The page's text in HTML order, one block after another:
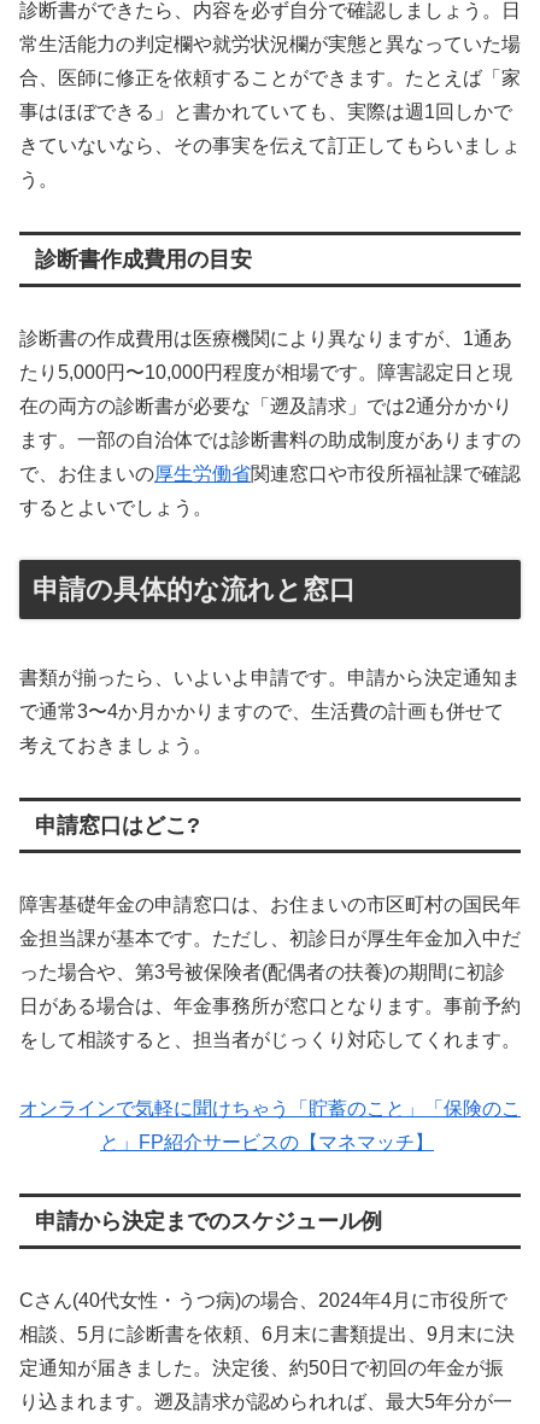
診断書ができたら、内容を必ず自分で確認しましょう。日
常生活能力の判定欄や就労状況欄が実態と異なっていた場
合、医師に修正を依頼することができます。たとえば「家
事はほぼできる」と書かれていても、実際は週1回しかで
きていないなら、その事実を伝えて訂正してもらいましょ
う。
診断書作成費用の目安
診断書の作成費用は医療機関により異なりますが、1通あ
たり5,000円〜10,000円程度が相場です。障害認定日と現
在の両方の診断書が必要な「遡及請求」では2通分かかり
ます。一部の自治体では診断書料の助成制度がありますの
で、お住まいの厚生労働省関連窓口や市役所福祉課で確認
するとよいでしょう。
申請の具体的な流れと窓口
書類が揃ったら、いよいよ申請です。申請から決定通知ま
で通常3〜4か月かかりますので、生活費の計画も併せて
考えておきましょう。
申請窓口はどこ?
障害基礎年金の申請窓口は、お住まいの市区町村の国民年
金担当課が基本です。ただし、初診日が厚生年金加入中だ
った場合や、第3号被保険者(配偶者の扶養)の期間に初診
日がある場合は、年金事務所が窓口となります。事前予約
をして相談すると、担当者がじっくり対応してくれます。
オンラインで気軽に聞けちゃう「貯蓄のこと」「保険のこ
と」FP紹介サービスの【マネマッチ】
申請から決定までのスケジュール例
Cさん(40代女性・うつ病)の場合、2024年4月に市役所で
相談、5月に診断書を依頼、6月末に書類提出、9月末に決
定通知が届きました。決定後、約50日で初回の年金が振
り込まれます。遡及請求が認められれば、最大5年分が一